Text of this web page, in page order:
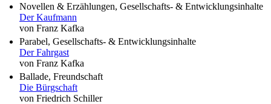
Novellen & Erzählungen, Gesellschafts- & Entwicklungsinhalte
Der Kaufmann
von Franz Kafka
Parabel, Gesellschafts- & Entwicklungsinhalte
Der Fahrgast
von Franz Kafka
Ballade, Freundschaft
Die Bürgschaft
von Friedrich Schiller